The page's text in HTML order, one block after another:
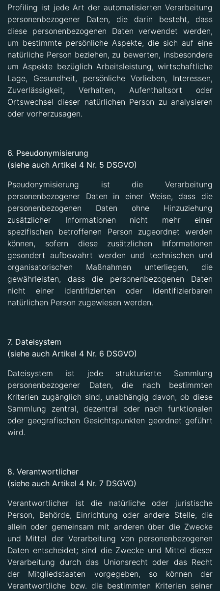
Profiling ist jede Art der automatisierten Verarbeitung
personenbezogener Daten, die darin besteht, dass
diese personenbezogenen Daten verwendet werden,
um bestimmte persönliche Aspekte, die sich auf eine
natürliche Person beziehen, zu bewerten, insbesondere
um Aspekte bezüglich Arbeitsleistung, wirtschaftliche
Lage, Gesundheit, persönliche Vorlieben, Interessen,
Zuverlässigkeit, Verhalten, Aufenthaltsort oder
Ortswechsel dieser natürlichen Person zu analysieren
oder vorherzusagen.
6. Pseudonymisierung
(siehe auch Artikel 4 Nr. 5 DSGVO)
Pseudonymisierung ist die Verarbeitung
personenbezogener Daten in einer Weise, dass die
personenbezogenen Daten ohne Hinzuziehung
zusätzlicher Informationen nicht mehr einer
spezifischen betroffenen Person zugeordnet werden
können, sofern diese zusätzlichen Informationen
gesondert aufbewahrt werden und technischen und
organisatorischen Maßnahmen unterliegen, die
gewährleisten, dass die personenbezogenen Daten
nicht einer identifizierten oder identifizierbaren
natürlichen Person zugewiesen werden.
7. Dateisystem
(siehe auch Artikel 4 Nr. 6 DSGVO)
Dateisystem ist jede strukturierte Sammlung
personenbezogener Daten, die nach bestimmten
Kriterien zugänglich sind, unabhängig davon, ob diese
Sammlung zentral, dezentral oder nach funktionalen
oder geografischen Gesichtspunkten geordnet geführt
wird.
8. Verantwortlicher
(siehe auch Artikel 4 Nr. 7 DSGVO)
Verantwortlicher ist die natürliche oder juristische
Person, Behörde, Einrichtung oder andere Stelle, die
allein oder gemeinsam mit anderen über die Zwecke
und Mittel der Verarbeitung von personenbezogenen
Daten entscheidet; sind die Zwecke und Mittel dieser
Verarbeitung durch das Unionsrecht oder das Recht
der Mitgliedstaaten vorgegeben, so können der
Verantwortliche bzw. die bestimmten Kriterien seiner